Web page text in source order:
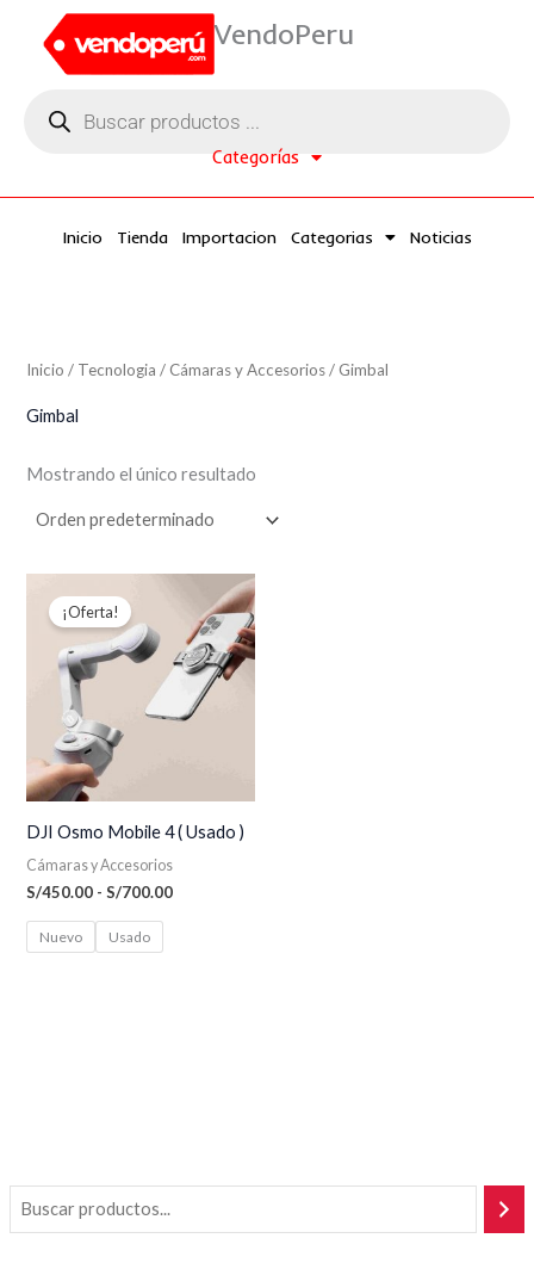
contenido
VendoPeru
productos
Categorías
Inicio Tienda Importacion Categorias Noticias
o
o
Inicio / Tecnologia / Cámaras y Accesorios/ Gimbal
Gimbal
Mostrando el único resultado
¡Oferta!
DJI Osmo Mobile 4 ( Usado )
Cámaras y Accesorios
S/450.00 - S/700.00
precios:
desde
S/450.00
hasta
S/700.00
Nuevo Usado